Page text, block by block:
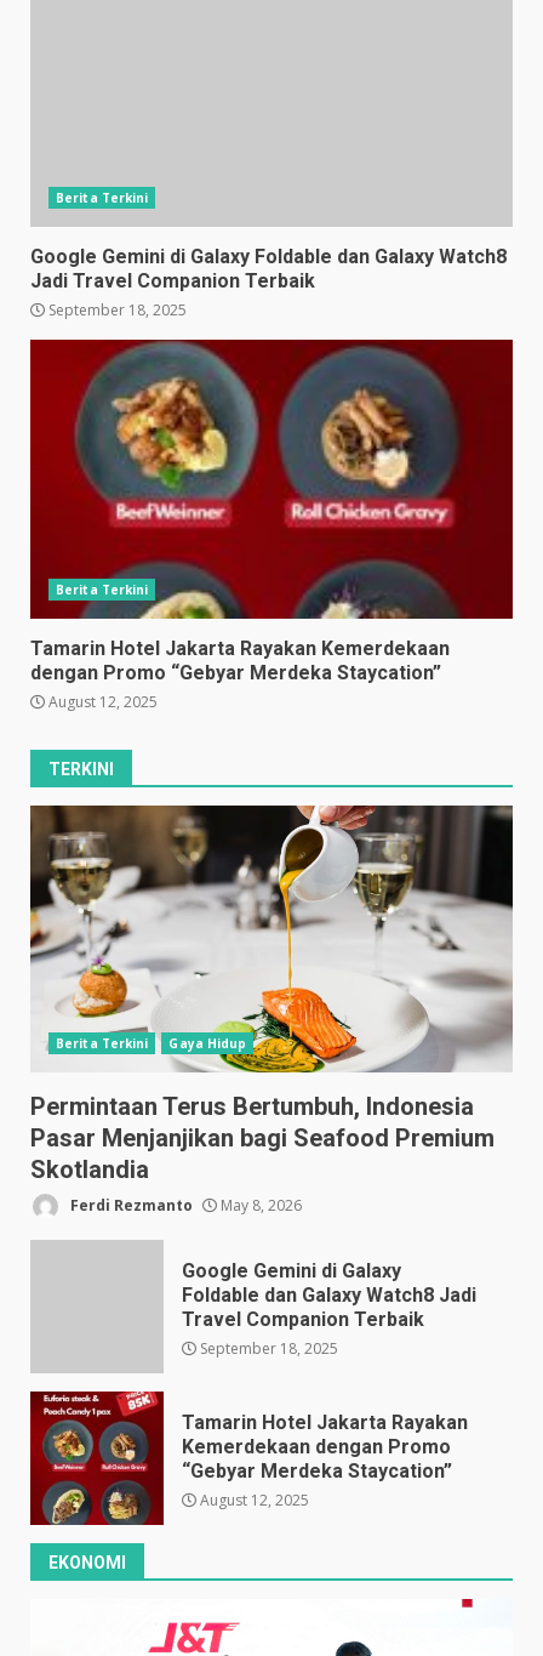
Berita Terkini
Google Gemini di Galaxy Foldable dan Galaxy Watch8
Jadi Travel Companion Terbaik
September 18, 2025
Berita Terkini
Tamarin Hotel Jakarta Rayakan Kemerdekaan
dengan Promo “Gebyar Merdeka Staycation”
August 12, 2025
TERKINI
Berita Terkini Gaya Hidup
Permintaan Terus Bertumbuh, Indonesia
Pasar Menjanjikan bagi Seafood Premium
Skotlandia
Ferdi Rezmanto May 8, 2026
Google Gemini di Galaxy
Foldable dan Galaxy Watch8 Jadi
Travel Companion Terbaik
September 18, 2025
Tamarin Hotel Jakarta Rayakan
Kemerdekaan dengan Promo
“Gebyar Merdeka Staycation”
August 12, 2025
EKONOMI